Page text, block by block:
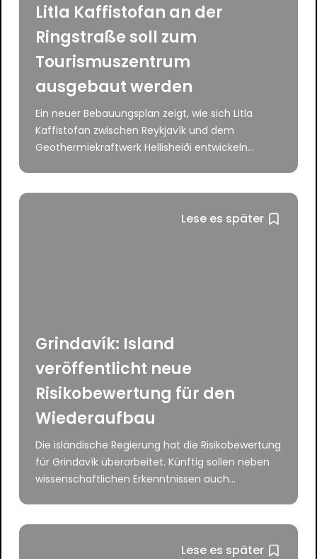
Litla Kaffistofan an der
Ringstraße soll zum
Tourismuszentrum
ausgebaut werden
Ein neuer Bebauungsplan zeigt, wie sich Litla
Kaffistofan zwischen Reykjavík und dem
Geothermiekraftwerk Hellisheiði entwickeln...
Lese es später
Grindavík: Island
veröffentlicht neue
Risikobewertung für den
Wiederaufbau
Die isländische Regierung hat die Risikobewertung
für Grindavík überarbeitet. Künftig sollen neben
wissenschaftlichen Erkenntnissen auch...
Lese es später